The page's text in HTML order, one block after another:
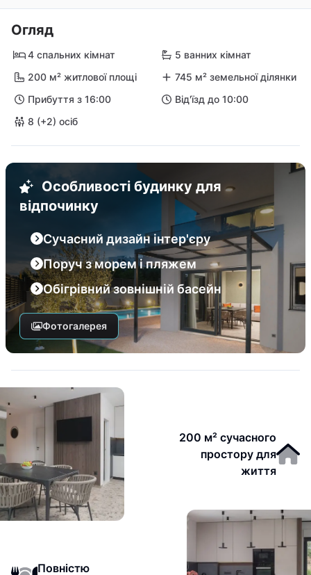
Огляд
4 спальних кімнат
5 ванних кімнат
200 м² житлової площі
745 м² земельної ділянки
Прибуття з 16:00
Від'їзд до 10:00
8 (+2) осіб
Особливості будинку для
відпочинку
Сучасний дизайн інтер'єру
Поруч з морем і пляжем
Обігрівний зовнішній басейн
Фотогалерея
200 м² сучасного
простору для
життя
Повністю